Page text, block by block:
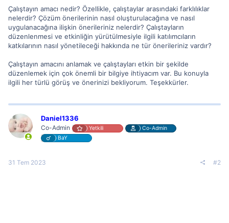
Çalıştayın amacı nedir? Özellikle, çalıştaylar arasındaki farklılıklar
nelerdir? Çözüm önerilerinin nasıl oluşturulacağına ve nasıl
uygulanacağına ilişkin önerileriniz nelerdir? Çalıştayların
düzenlenmesi ve etkinliğin yürütülmesiyle ilgili katılımcıların
katkılarının nasıl yönetileceği hakkında ne tür önerileriniz vardır?
Çalıştayın amacını anlamak ve çalıştayları etkin bir şekilde
düzenlemek için çok önemli bir bilgiye ihtiyacım var. Bu konuyla
ilgili her türlü görüş ve önerinizi bekliyorum. Teşekkürler.
Daniel1336
Co-Admin Yetkili
Co-Admin
BaY
31 Tem 2023 #2